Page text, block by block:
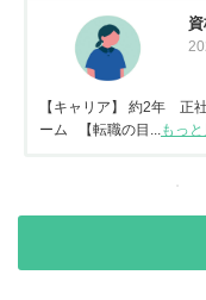
【キャリア】 約2年 正
ーム 【転職の目...もっ